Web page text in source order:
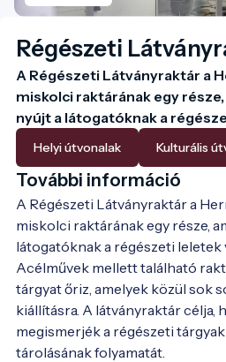
Régészeti
A Régészeti Látványraktár a
miskolci raktárának egy
nyújt a látogatóknak a
Helyi útvonalak Kulturális
További információ
A Régészeti Látványraktár a
miskolci raktárának egy része,
látogatóknak a régészeti leletek
Acélművek mellett található
tárgyat őriz, amelyek közül sok
kiállításra. A látványraktár célja,
megismerjék a régészeti
tárolásának folyamatát.